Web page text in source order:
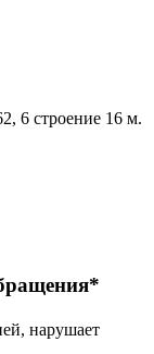
6 строение 16 м.
нарушает